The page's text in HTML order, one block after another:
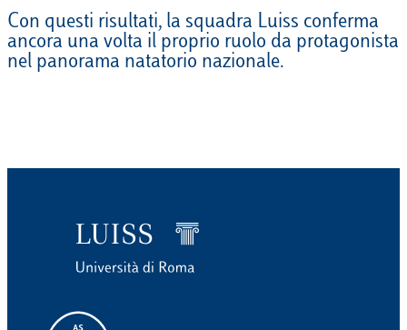
Con questi risultati, la squadra Luiss conferma
ancora una volta il proprio ruolo da protagonista
nel panorama natatorio nazionale.